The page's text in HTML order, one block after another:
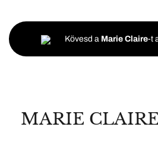
Kövesd a Marie Claire-t
MARIE